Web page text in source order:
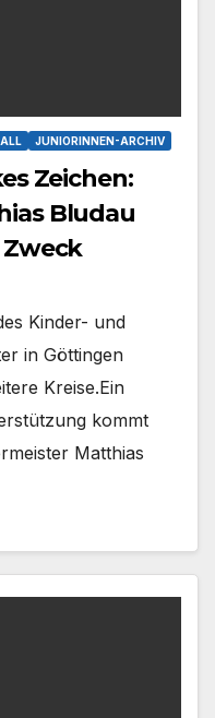
JUNIORINNEN-ARCHIV
Zeichen:
Bludau
Kinder- und
in Göttingen
Kreise.Ein
kommt
Matthias